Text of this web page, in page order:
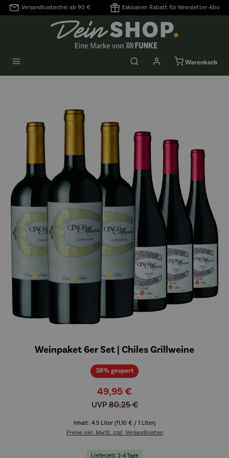
springen
Versandkostenfrei ab 90 € Exklusiver Rabatt für Newsletter-Abo
Warenkorb
Bildergalerie überspringen
Weinpaket 6er Set | Chiles Grillweine
38% gespartRabatt
49,95 €
UVP80,25 €
Inhalt: 4.5 Liter (11,10 € / 1 Liter)
Preise inkl. MwSt. zzgl. Versandkosten
Lieferzeit: 2-4 Tage